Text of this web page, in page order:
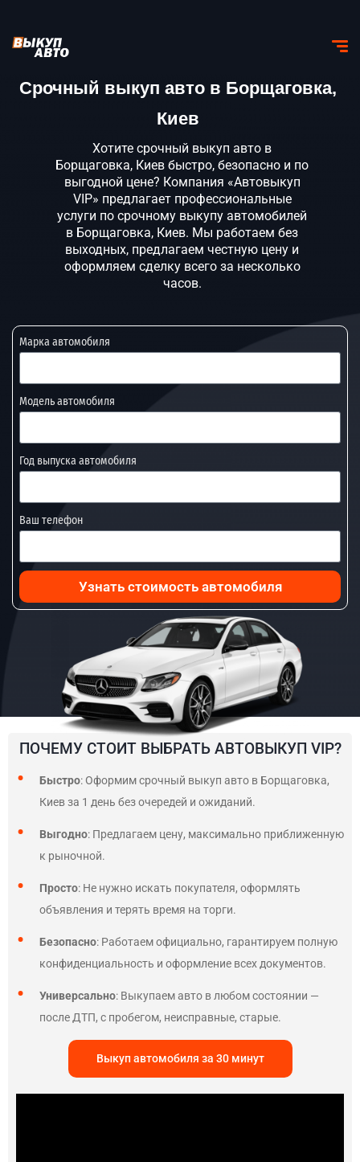
Срочный выкуп авто в Борщаговка,
Киев
Хотите срочный выкуп авто в
Борщаговка, Киев быстро, безопасно и по
выгодной цене? Компания «Автовыкуп
VIP» предлагает профессиональные
услуги по срочному выкупу автомобилей
в Борщаговка, Киев. Мы работаем без
выходных, предлагаем честную цену и
оформляем сделку всего за несколько
часов.
Марка автомобиля
Модель автомобиля
Год выпуска автомобиля
Ваш телефон
Узнать стоимость автомобиля
ПОЧЕМУ СТОИТ ВЫБРАТЬ АВТОВЫКУП VIP?
Быстро: Оформим срочный выкуп авто в Борщаговка,
Киев за 1 день без очередей и ожиданий.
Выгодно: Предлагаем цену, максимально приближенную
к рыночной.
Просто: Не нужно искать покупателя, оформлять
объявления и терять время на торги.
Безопасно: Работаем официально, гарантируем полную
конфиденциальность и оформление всех документов.
Универсально: Выкупаем авто в любом состоянии —
после ДТП, с пробегом, неисправные, старые.
Выкуп автомобиля за 30 минут